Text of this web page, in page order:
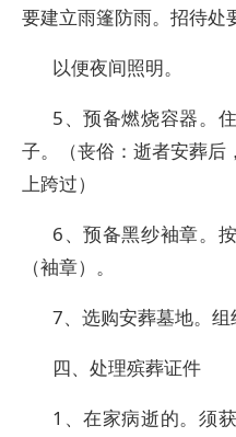
要建立雨篷防雨。招待处
以便夜间照明。
5、预备燃烧容器。
子。（丧俗：逝者安葬后
上跨过）
6、预备黑纱袖章。
（袖章）。
7、选购安葬墓地。组
四、处理殡葬证件
1、在家病逝的。须